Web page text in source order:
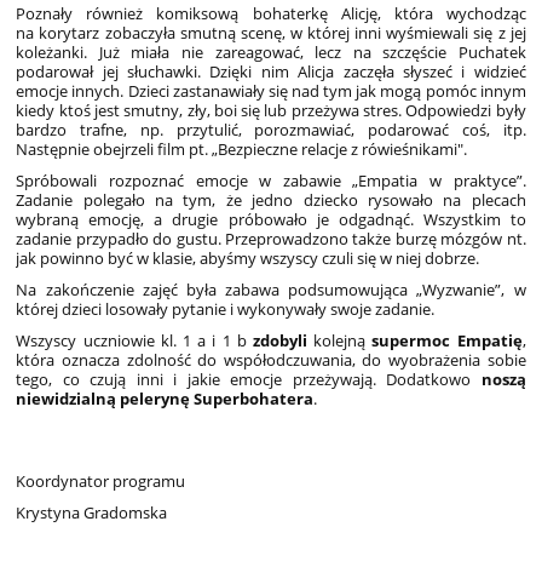
Poznały również komiksową bohaterkę Alicję, która wychodząc
na korytarz zobaczyła smutną scenę, w której inni wyśmiewali się z jej
koleżanki. Już miała nie zareagować, lecz na szczęście Puchatek
podarował jej słuchawki. Dzięki nim Alicja zaczęła słyszeć i widzieć
emocje innych. Dzieci zastanawiały się nad tym jak mogą pomóc innym
kiedy ktoś jest smutny, zły, boi się lub przeżywa stres. Odpowiedzi były
bardzo trafne, np. przytulić, porozmawiać, podarować coś, itp.
Następnie obejrzeli film pt. „Bezpieczne relacje z rówieśnikami".
Spróbowali rozpoznać emocje w zabawie „Empatia w praktyce”.
Zadanie polegało na tym, że jedno dziecko rysowało na plecach
wybraną emocję, a drugie próbowało je odgadnąć. Wszystkim to
zadanie przypadło do gustu. Przeprowadzono także burzę mózgów nt.
jak powinno być w klasie, abyśmy wszyscy czuli się w niej dobrze.
Na zakończenie zajęć była zabawa podsumowująca „Wyzwanie”, w
której dzieci losowały pytanie i wykonywały swoje zadanie.
Wszyscy uczniowie kl. 1 a i 1 bzdobyli kolejnąsupermoc Empatię,
która oznacza zdolność do współodczuwania, do wyobrażenia sobie
tego, co czują inni i jakie emocje przeżywają. Dodatkowo noszą
niewidzialną pelerynę Superbohatera.
Koordynator programu
Krystyna Gradomska